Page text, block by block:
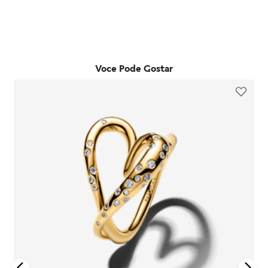
troca só pode ser feita na mesma loja onde a compra foi
sem juros e um processo de troca gratuito para produtos que
Para mais informações, visite nossa seção de FAQ.
item original, sem prorrogação do prazo.
Importante destacar que a Pandora não realiza reparos nem
Para compras feitas no e-commerce oficial, o certificado de
garantia é enviado automaticamente para o e-mail
cadastrado logo após o faturamento do pedido.
Caso tenha dúvidas ou precise de mais informações sobre o
processo de garantia, consulte o atendimento ao cliente da
Saiba mais sobre as condições de garantia e veja todos os
detalhes na nossa seção de FAQ.
Voce Pode Gostar